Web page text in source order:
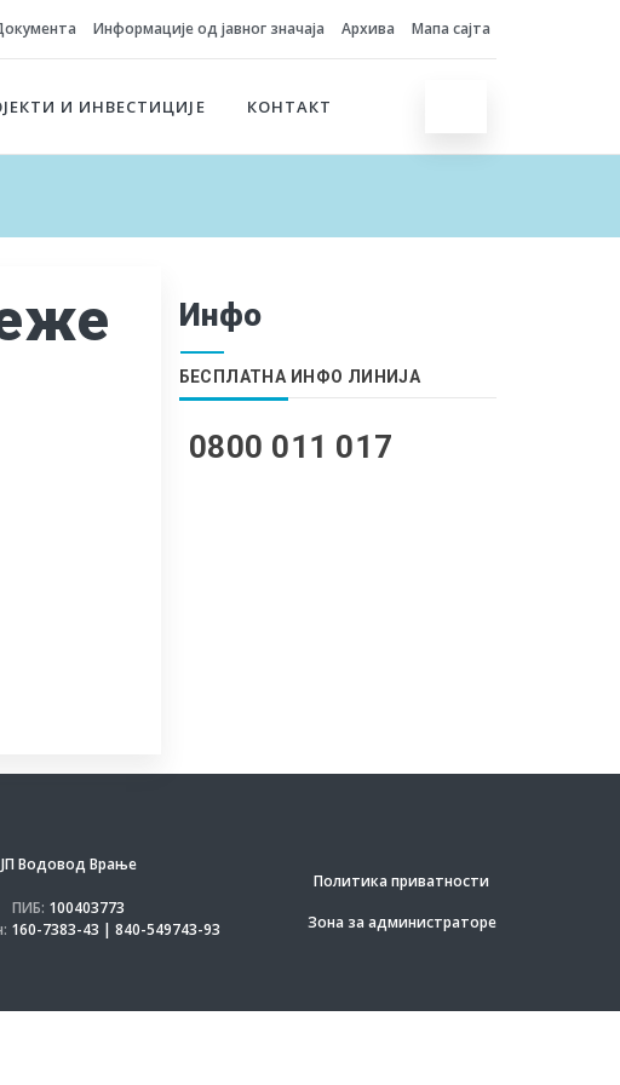
Информације од јавног значаја Архива Мапа сајта
И ИНВЕСТИЦИЈЕ КОНТАКТ
Инфо
БЕСПЛАТНА ИНФО ЛИНИЈА
0800 011 017
Политика приватности
Зона за администраторе
ЈП Водовод Врање
ПИБ: 100403773
160-7383-43 | 840-549743-93